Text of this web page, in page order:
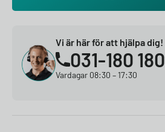
Vi är här för att hjälpa dig!
031-180 180
Vardagar 08:30 – 17:30